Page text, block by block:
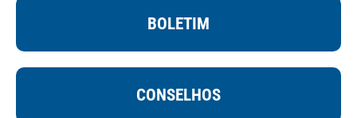
BOLETIM
CONSELHOS